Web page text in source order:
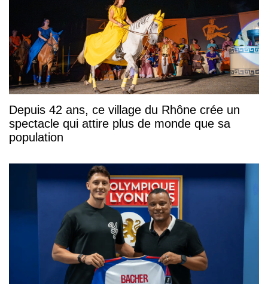
Depuis 42 ans, ce village du Rhône crée un
spectacle qui attire plus de monde que sa
population